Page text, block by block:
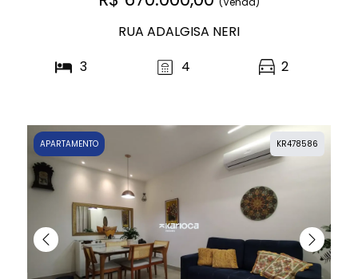
RUA ADALGISA NERI
3
4 2
KR478586
APARTAMENTO